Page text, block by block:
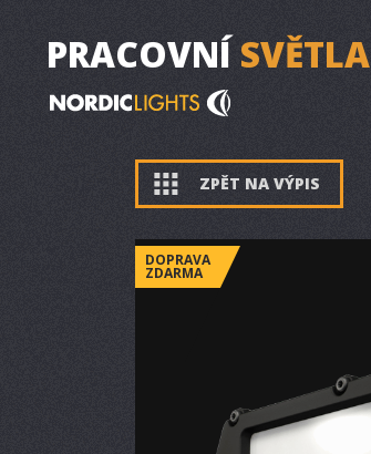
PRACOVNÍ SVĚTLA
ZPĚT NA VÝPIS
DOPRAVA
ZDARMA